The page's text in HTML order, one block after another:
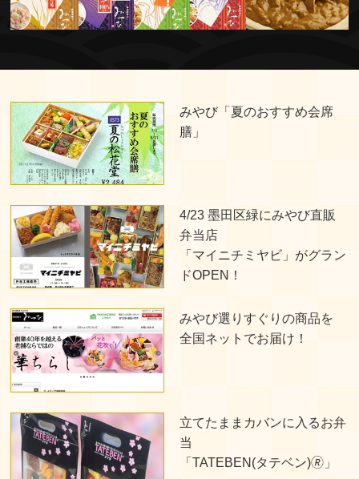
みやび「夏のおすすめ会席
膳」
4/23 墨田区緑にみやび直販
弁当店
「マイニチミヤビ」がグラン
ドOPEN！
みやび選りすぐりの商品を
全国ネットでお届け！
立てたままカバンに入るお弁
当
「TATEBEN(タテベン)🄬」